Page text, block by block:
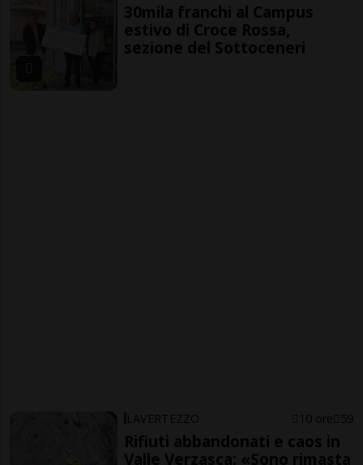
30mila franchi al Campus
estivo di Croce Rossa,
sezione del Sottoceneri
LAVERTEZZO 10 ore 59
Rifiuti abbandonati e caos in
Valle Verzasca: «Sono rimasta